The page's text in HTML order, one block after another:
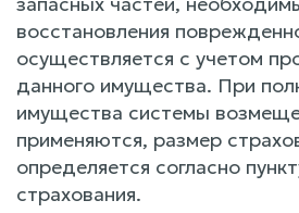
восстановления
осуществляется с учетом
данного имущества. При
имущества системы
применяются, размер
определяется согласно
страхования.